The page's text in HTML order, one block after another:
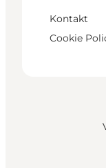
Kontakt
Cookie